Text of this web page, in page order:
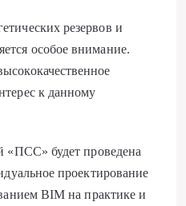
резервов и
особое внимание.
к данному
«ПСС» будет проведена
проектирование
BIM на практике и